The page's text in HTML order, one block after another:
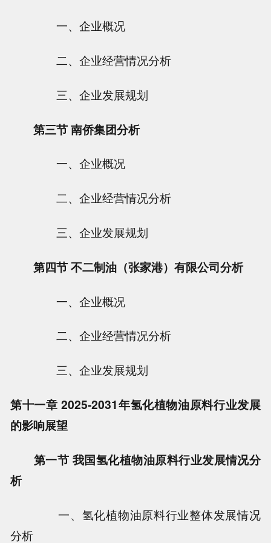
一、企业概况
二、企业经营情况分析
三、企业发展规划
第三节 南侨集团分析
一、企业概况
二、企业经营情况分析
三、企业发展规划
第四节 不二制油（张家港）有限公司分析
一、企业概况
二、企业经营情况分析
三、企业发展规划
第十一章 2025-2031年氢化植物油原料行业发展
的影响展望
第一节 我国氢化植物油原料行业发展情况分
析
一、氢化植物油原料行业整体发展情况
分析